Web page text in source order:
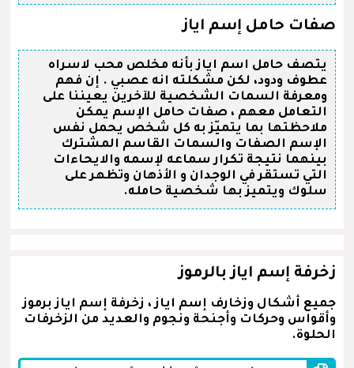
صفات حامل إسم اياز
يتصف حامل اسم اياز بأنه مخلص محب لاسراه
عطوف ودود، لكن مشكلته انه عصبي . إن فهم
ومعرفة السمات الشخصية للآخرين يعيننا على
التعامل معهم ، صفات حامل الإسم يمكن
ملاحظتها بما يتميّز به كل شخص يحمل نفس
الإسم الصفات والسمات القاسم المشترك
بينهما نتيجة تكرار سماعه لإسمه والايحاءات
التي تستقر في الوجدان و الأذهان وتظهر على
سلوك ويتميز بها شخصية حامله.
زخرفة إسم اياز بالرموز
جميع أشكال وزخارف إسم اياز ، زخرفة إسم اياز برموز
وأقواس وحركات وأجنحة ونجوم والعديد من الزخرفات
الحلوة.